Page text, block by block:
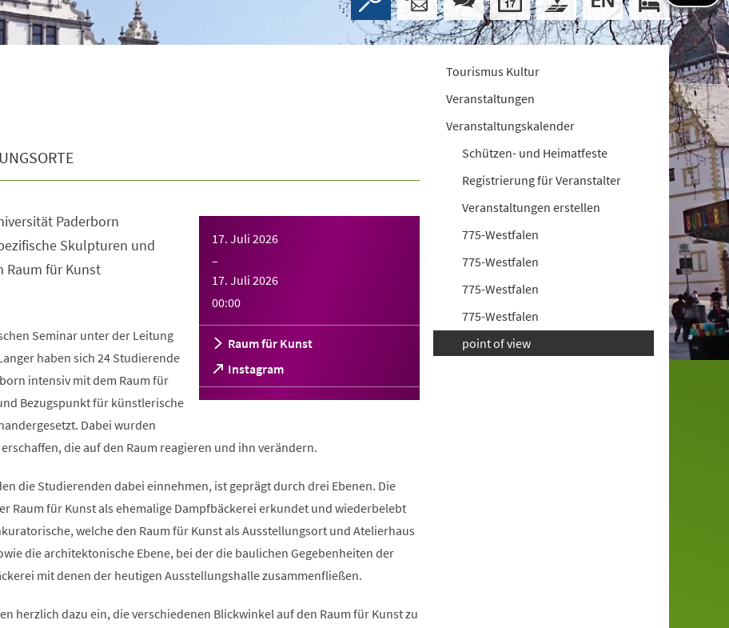
17. Juli 2026
–
17. Juli 2026
00:00
Raum für Kunst
Instagram
(Öffnet
in
einem
Paderborn
Skulpturen und
Raum für Kunst
Seminar unter der Leitung
haben sich 24 Studierende
intensiv mit dem Raum für
Bezugspunkt für künstlerische
Dabei wurden
die auf den Raum reagieren und ihn verändern.
die Studierenden dabei einnehmen, ist geprägt durch drei Ebenen. Die
Raum für Kunst als ehemalige Dampfbäckerei erkundet und wiederbelebt
welche den Raum für Kunst als Ausstellungsort und Atelierhaus
die architektonische Ebene, bei der die baulichen Gegebenheiten der
mit denen der heutigen Ausstellungshalle zusammenfließen.
herzlich dazu ein, die verschiedenen Blickwinkel auf den Raum für Kunst zu
Tourismus Kultur
Veranstaltungen
Veranstaltungskalender
Schützen- und Heimatfeste
Registrierung für Veranstalter
Veranstaltungen erstellen
775-Westfalen
775-Westfalen
775-Westfalen
775-Westfalen
point of view